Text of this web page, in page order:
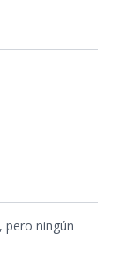
pero ningún